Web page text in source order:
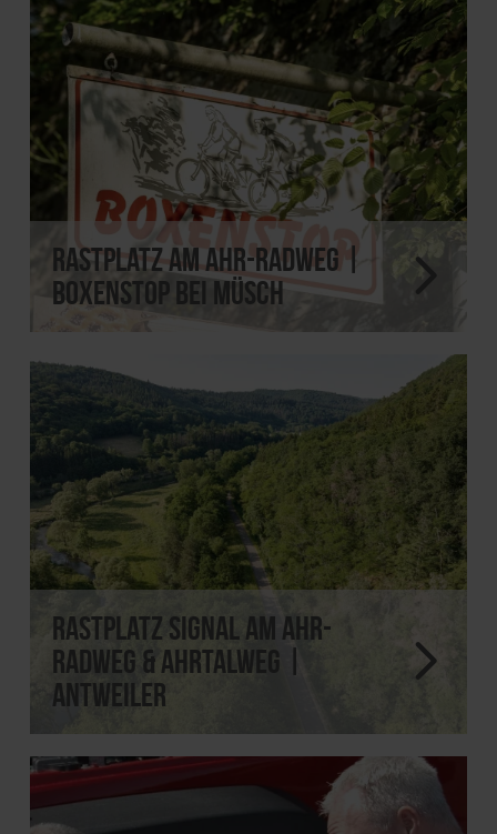
Rastplatz am Ahr-Radweg |
Boxenstop bei Müsch
Rastplatz Signal am Ahr-
Radweg & Ahrtalweg |
Antweiler